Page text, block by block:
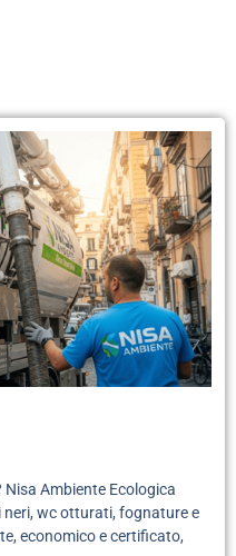
Ambiente Ecologica
neri, wc otturati, fognature e
economico e certificato,